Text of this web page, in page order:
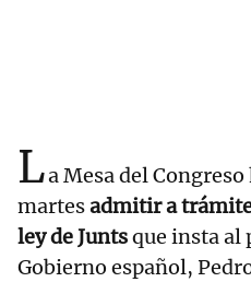
La Mesa del
martesadmitir a
ley de Juntsque insta al
Gobierno español,